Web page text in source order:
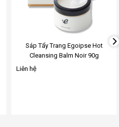
Sáp Tẩy Trang Egoipse Hot
Cleansing Balm Noir 90g
Liên hệ